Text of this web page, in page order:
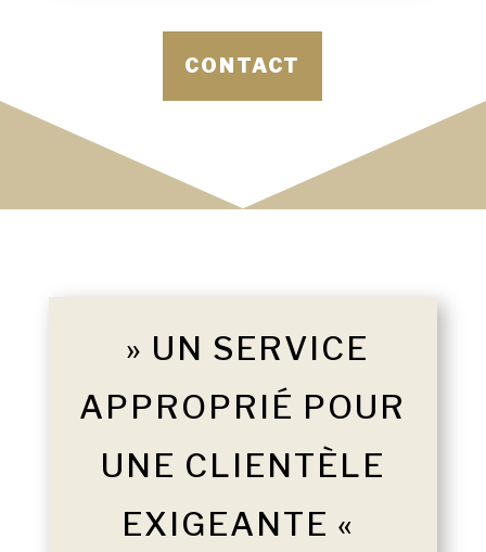
CONTACT
» UN SERVICE
APPROPRIÉ POUR
UNE CLIENTÈLE
EXIGEANTE «